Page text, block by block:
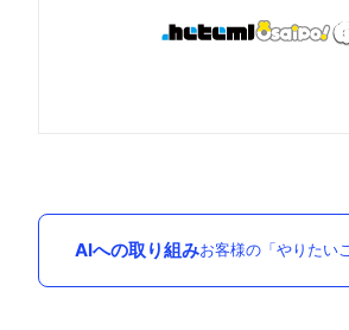
AIへの取り組みお客様の「やりたい